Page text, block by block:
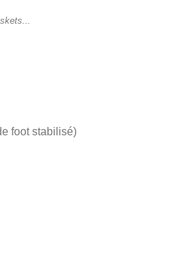
foot stabilisé)